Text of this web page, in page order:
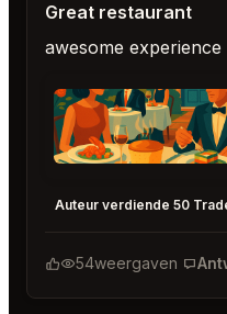
Great restaurant
awesome experience
★★ ★5
Auteur verdiende 50
54weergaven